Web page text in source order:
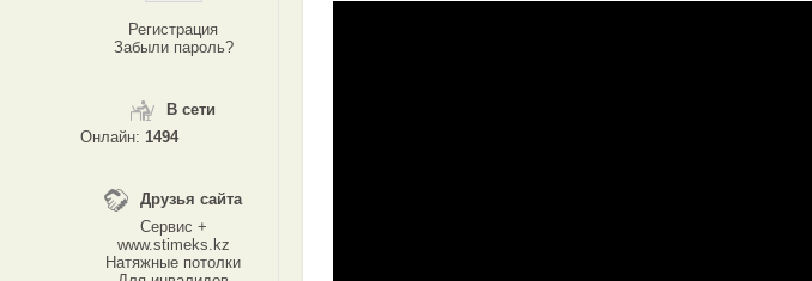
Регистрация
Забыли пароль?
В сети
Онлайн: 1494
Друзья сайта
Сервис +
www.stimeks.kz
Натяжные потолки